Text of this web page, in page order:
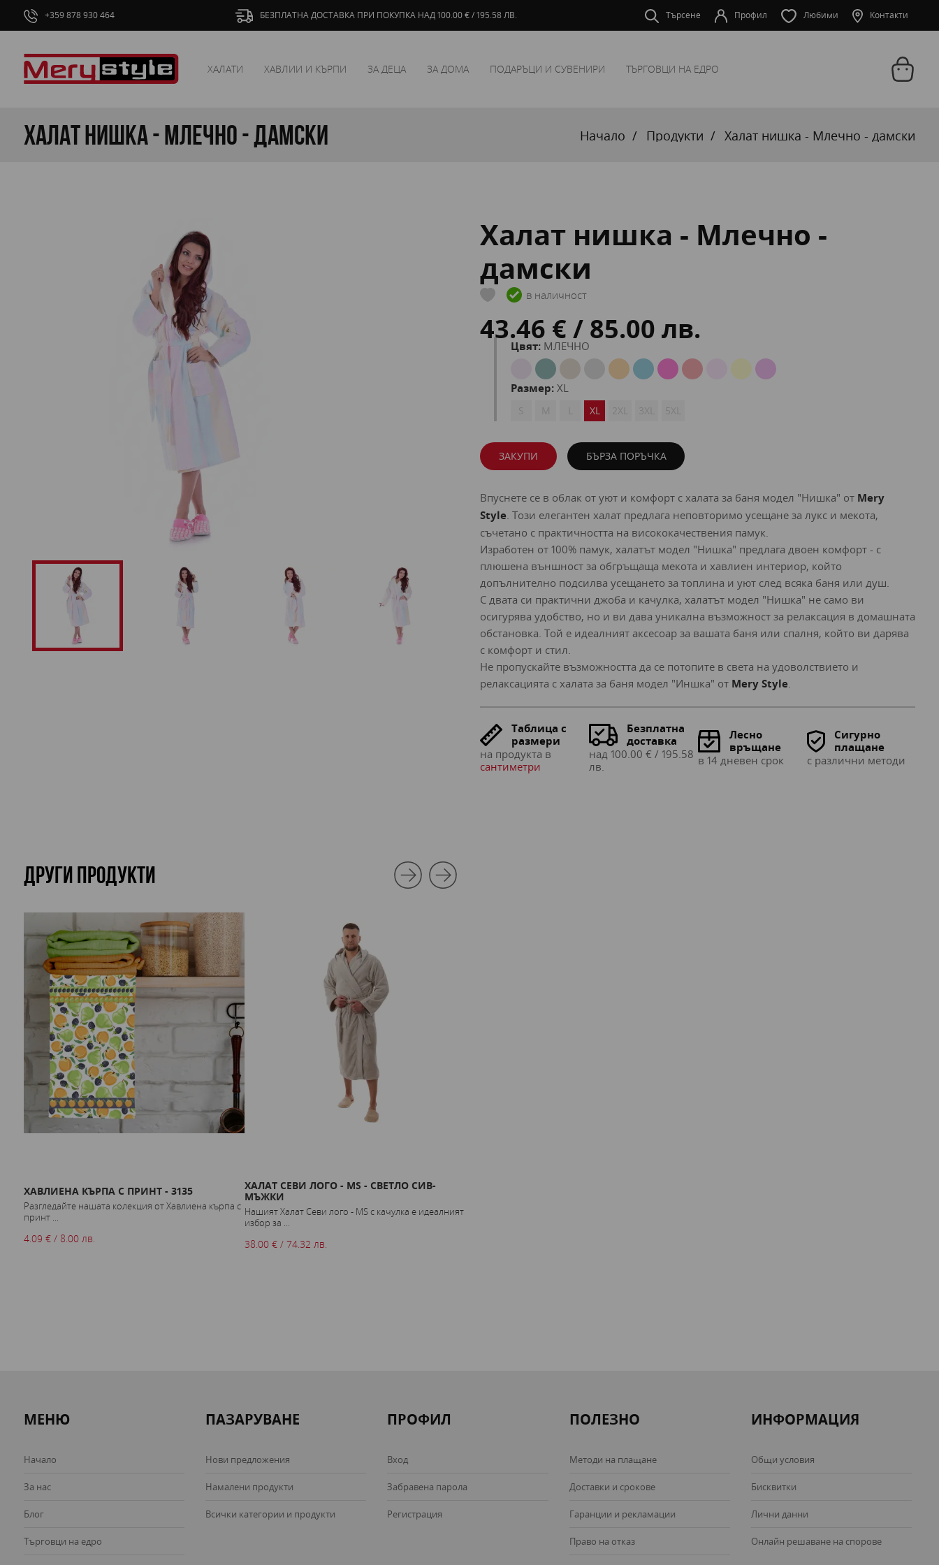
+359 878 930 464 Търсене Профил Любими Контакти
БЕЗПЛАТНА ДОСТАВКА ПРИ ПОКУПКА НАД 100.00 € / 195.58 ЛВ.
ХАЛАТИ ХАВЛИИ И КЪРПИ ЗА ДЕЦА ЗА ДОМА ПОДАРЪЦИ И СУВЕНИРИ ТЪРГОВЦИ НА ЕДРО
Халат нишка - Млечно - дамски Начало Продукти Халат нишка - Млечно - дамски
Халат нишка - Млечно -
дамски
в наличност
43.46 € / 85.00 лв.
Цвят: МЛЕЧНО
Размер:XL
S M L XL 2XL 3XL 5XL
ЗАКУПИ БЪРЗА ПОРЪЧКА
Впуснете се в облак от уют и комфорт с халата за баня модел "Нишка" от Mery
Style. Този елегантен халат предлага неповторимо усещане за лукс и мекота,
съчетано с практичността на висококачествения памук.
Изработен от 100% памук, халатът модел "Нишка" предлага двоен комфорт - с
плюшена външност за обгръщаща мекота и хавлиен интериор, който
допълнително подсилва усещането за топлина и уют след всяка баня или душ.
С двата си практични джоба и качулка, халатът модел "Нишка" не само ви
осигурява удобство, но и ви дава уникална възможност за релаксация в домашната
обстановка. Той е идеалният аксесоар за вашата баня или спалня, който ви дарява
с комфорт и стил.
Не пропускайте възможността да се потопите в света на удоволствието и
релаксацията с халата за баня модел "Иншка" от Mery Style.
Таблица с
размери
на продукта в
сантиметри
Безплатна
доставка
над 100.00 € / 195.58
лв.
Лесно
връщане
в 14 дневен срок
Сигурно
плащане
с различни методи
ДРУГИ ПРОДУКТИ
ХАВЛИЕНА КЪРПА С ПРИНТ - 3135
Разгледайте нашата колекция от Хавлиена кърпа с
принт ...
4.09 € / 8.00 лв.
ХАЛАТ СЕВИ ЛОГО - MS - СВЕТЛО СИВ-
МЪЖКИ
Нашият Халат Севи лого - MS с качулка е идеалният
избор за ...
38.00 € / 74.32 лв.
МЕНЮ
Начало
За нас
Блог
Търговци на едро
ПАЗАРУВАНЕ
Нови предложения
Намалени продукти
Всички категории и продукти
ПРОФИЛ
Вход
Забравена парола
Регистрация
ПОЛЕЗНО
Методи на плащане
Доставки и срокове
Гаранции и рекламации
Право на отказ
ИНФОРМАЦИЯ
Общи условия
Бисквитки
Лични данни
Онлайн решаване на спорове